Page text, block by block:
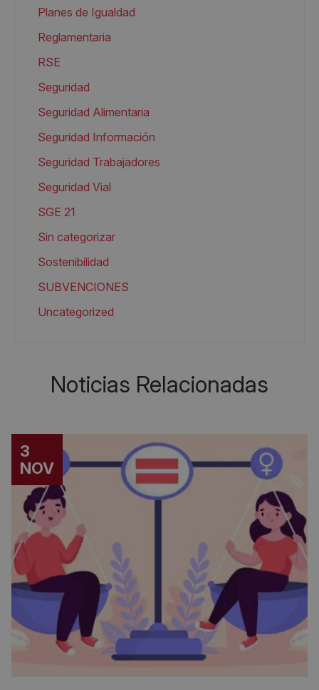
Planes de Igualdad
Reglamentaria
RSE
Seguridad
Seguridad Alimentaria
Seguridad Información
Seguridad Trabajadores
Seguridad Vial
SGE 21
Sin categorizar
Sostenibilidad
SUBVENCIONES
Uncategorized
Noticias Relacionadas
3
NOV